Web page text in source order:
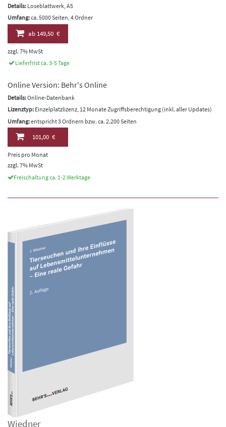
Details: Loseblattwerk, A5
Umfang:ca. 5000 Seiten, 4 Ordner
ab149,50 €
zzgl. 7% MwSt
Lieferfrist ca. 3-5 Tage
Online Version: Behr's Online
Details:Online-Datenbank
Lizenztyp: Einzelplatzlizenz, 12 Monate Zugriffsberechtigung (inkl. aller Updates)
Umfang:entspricht 3 Ordnern bzw. ca. 2.200 Seiten
101,00 €
Preis pro Monat
zzgl. 7% MwSt
Freischaltung ca. 1-2 Werktage
Wiedner